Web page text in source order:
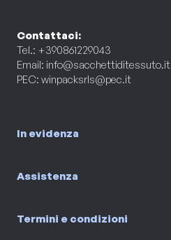
Contattaci:
Tel.: +390861229043
Email: info@sacchettiditessuto.it
PEC: winpacksrls@pec.it
In evidenza
Assistenza
Termini e condizioni